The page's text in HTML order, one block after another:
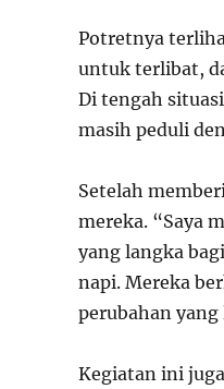
Potretnya
untuk terlibat,
Di tengah
masih peduli
Setelah
mereka. “Saya
yang langka
napi. Mereka
perubahan
Kegiatan ini